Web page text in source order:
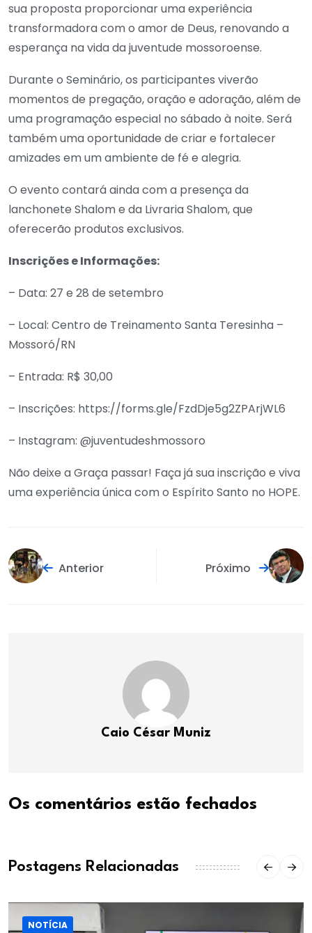
sua proposta proporcionar uma experiência
transformadora com o amor de Deus, renovando a
esperança na vida da juventude mossoroense.
Durante o Seminário, os participantes viverão
momentos de pregação, oração e adoração, além de
uma programação especial no sábado à noite. Será
também uma oportunidade de criar e fortalecer
amizades em um ambiente de fé e alegria.
O evento contará ainda com a presença da
lanchonete Shalom e da Livraria Shalom, que
oferecerão produtos exclusivos.
Inscrições e Informações:
– Data: 27 e 28 de setembro
– Local: Centro de Treinamento Santa Teresinha –
Mossoró/RN
– Entrada: R$ 30,00
– Inscrições: https://forms.gle/FzdDje5g2ZPArjWL6
– Instagram: @juventudeshmossoro
Não deixe a Graça passar! Faça já sua inscrição e viva
uma experiência única com o Espírito Santo no HOPE.
Anterior Próximo
Caio César Muniz
Os comentários estão fechados
Postagens Relacionadas
NOTÍCIA